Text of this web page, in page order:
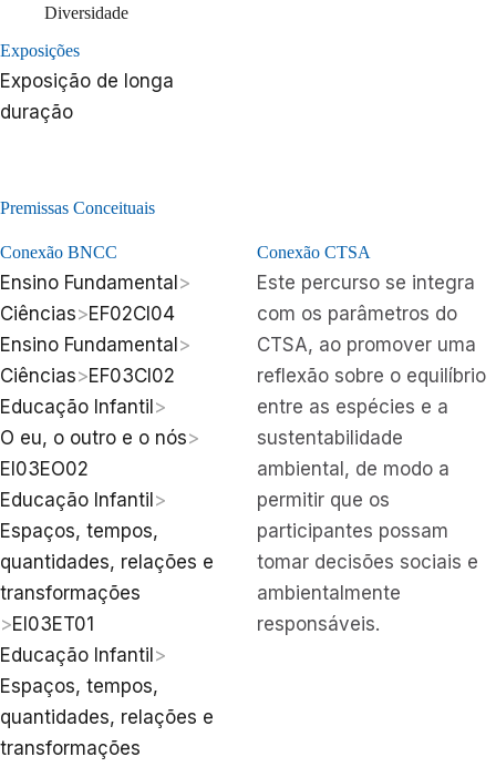
Diversidade
Exposições
Exposição de longa
duração
Premissas Conceituais
Conexão BNCC
Ensino Fundamental >
Ciências>EF02CI04
Ensino Fundamental >
Ciências>EF03CI02
Educação Infantil >
O eu, o outro e o nós>
EI03EO02
Educação Infantil >
Espaços, tempos,
quantidades, relações e
transformações
>EI03ET01
Educação Infantil >
Espaços, tempos,
quantidades, relações e
transformações
Conexão CTSA
Este percurso se integra
com os parâmetros do
CTSA, ao promover uma
reflexão sobre o equilíbrio
entre as espécies e a
sustentabilidade
ambiental, de modo a
permitir que os
participantes possam
tomar decisões sociais e
ambientalmente
responsáveis.